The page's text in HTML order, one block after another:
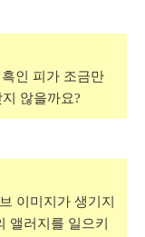
인 피가 조금만
않을까요?
이미지가 생기지
앨러지를 일으키